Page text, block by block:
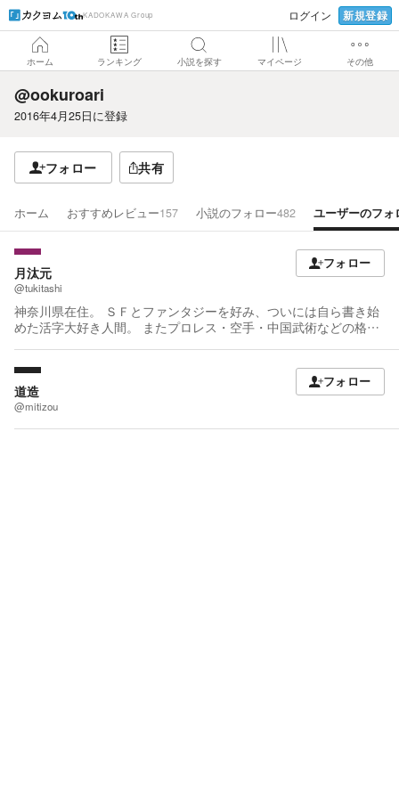
KADOKAWA Group ログイン 新規登録
ホーム ランキング 小説を探す マイページ その他
@ookuroari
2016年4月25日に登録
フォロー 共有
ホーム おすすめレビュー157 小説のフォロー482 ユーザーのフォ
月汰元
@tukitashi
神奈川県在住。 ＳＦとファンタジーを好み、ついには自ら書き始
めた活字大好き人間。 またプロレス・空手・中国武術などの格闘
フォロー
道造
@mitizou
フォロー